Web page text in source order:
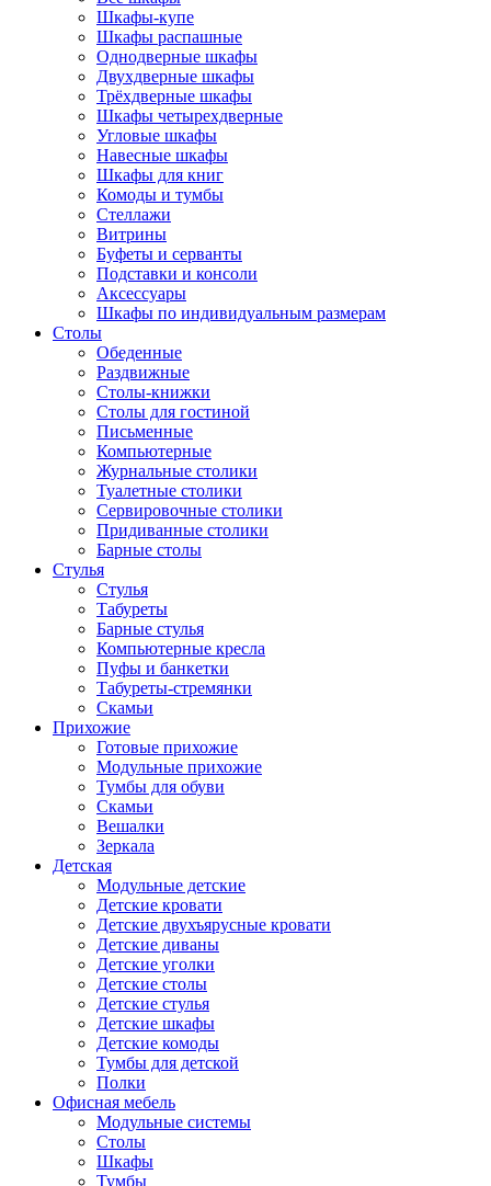
Шкафы-купе
Шкафы распашные
Однодверные шкафы
Двухдверные шкафы
Трёхдверные шкафы
Шкафы четырехдверные
Угловые шкафы
Навесные шкафы
Шкафы для книг
Комоды и тумбы
Стеллажи
Витрины
Буфеты и серванты
Подставки и консоли
Аксессуары
Шкафы по индивидуальным размерам
Столы
Обеденные
Раздвижные
Столы-книжки
Столы для гостиной
Письменные
Компьютерные
Журнальные столики
Туалетные столики
Сервировочные столики
Придиванные столики
Барные столы
Стулья
Стулья
Табуреты
Барные стулья
Компьютерные кресла
Пуфы и банкетки
Табуреты-стремянки
Скамьи
Прихожие
Готовые прихожие
Модульные прихожие
Тумбы для обуви
Скамьи
Вешалки
Зеркала
Детская
Модульные детские
Детские кровати
Детские двухъярусные кровати
Детские диваны
Детские уголки
Детские столы
Детские стулья
Детские шкафы
Детские комоды
Тумбы для детской
Полки
Офисная мебель
Модульные системы
Столы
Шкафы
Тумбы